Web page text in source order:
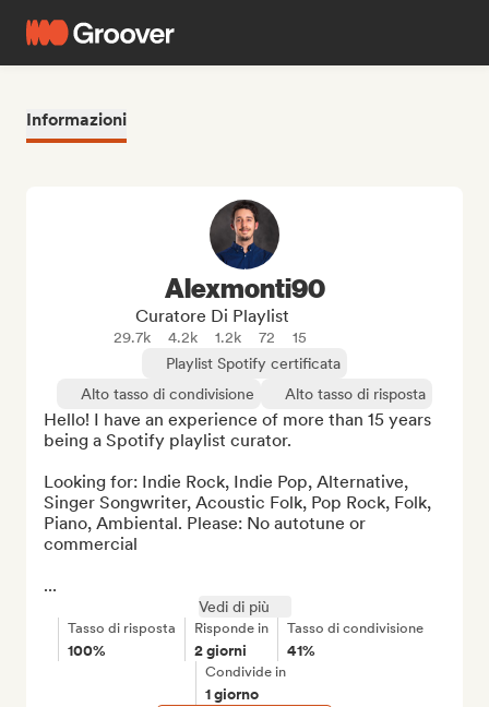
Informazioni
Alexmonti90
Curatore Di Playlist
29.7k 4.2k 1.2k 72
15
Playlist Spotify certificata
Alto tasso di condivisione
Alto tasso di risposta
Hello! I have an experience of more than 15 years
being a Spotify playlist curator.
Looking for: Indie Rock, Indie Pop, Alternative,
Singer Songwriter, Acoustic Folk, Pop Rock, Folk,
Piano, Ambiental. Please: No autotune or
commercial
...
Vedi di più
Tasso di risposta
100%
Risponde in
2 giorni
Tasso di condivisione
41%
Condivide in
1 giorno